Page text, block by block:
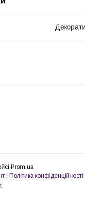
Prom.ua
| Політика конфіденційності